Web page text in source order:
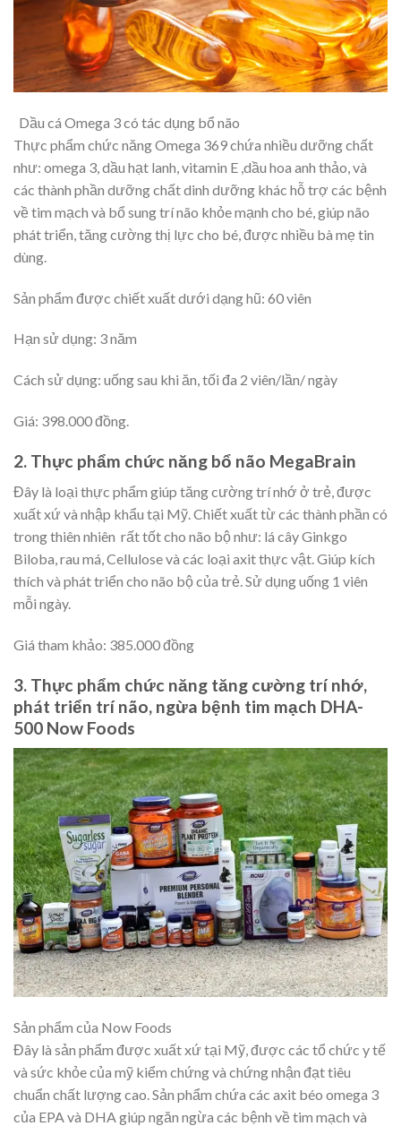
Dầu cá Omega 3 có tác dụng bổ não
Thực phẩm chức năng Omega 369 chứa nhiều dưỡng chất
như: omega 3, dầu hạt lanh, vitamin E ,dầu hoa anh thảo, và
các thành phần dưỡng chất dinh dưỡng khác hỗ trợ các bệnh
về tim mạch và bổ sung trí não khỏe mạnh cho bé, giúp não
phát triển, tăng cường thị lực cho bé, được nhiều bà mẹ tin
dùng.
Sản phẩm được chiết xuất dưới dạng hũ: 60 viên
Hạn sử dụng: 3 năm
Cách sử dụng: uống sau khi ăn, tối đa 2 viên/lần/ ngày
Giá: 398.000 đồng.
2. Thực phẩm chức năng bổ não MegaBrain
Đây là loại thực phẩm giúp tăng cường trí nhớ ở trẻ, được
xuất xứ và nhập khẩu tại Mỹ. Chiết xuất từ các thành phần có
trong thiên nhiên rất tốt cho não bộ như: lá cây Ginkgo
Biloba, rau má, Cellulose và các loại axit thực vật. Giúp kích
thích và phát triển cho não bộ của trẻ. Sử dụng uống 1 viên
mỗi ngày.
Giá tham khảo: 385.000 đồng
3. Thực phẩm chức năng tăng cường trí nhớ,
phát triển trí não, ngừa bệnh tim mạch DHA-
500 Now Foods
Sản phẩm của Now Foods
Đây là sản phẩm được xuất xứ tại Mỹ, được các tổ chức y tế
và sức khỏe của mỹ kiểm chứng và chứng nhận đạt tiêu
chuẩn chất lượng cao. Sản phẩm chứa các axit béo omega 3
của EPA và DHA giúp ngăn ngừa các bệnh về tim mạch và